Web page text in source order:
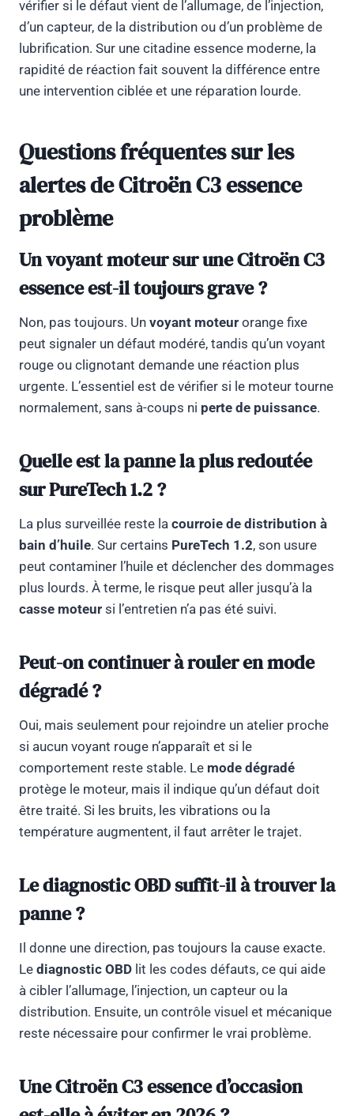
vérifier si le défaut vient de l’allumage, de l’injection,
d’un capteur, de la distribution ou d’un problème de
lubrification. Sur une citadine essence moderne, la
rapidité de réaction fait souvent la différence entre
une intervention ciblée et une réparation lourde.
Questions fréquentes sur les
alertes de Citroën C3 essence
problème
Un voyant moteur sur une Citroën C3
essence est-il toujours grave ?
Non, pas toujours. Un voyant moteur orange fixe
peut signaler un défaut modéré, tandis qu’un voyant
rouge ou clignotant demande une réaction plus
urgente. L’essentiel est de vérifier si le moteur tourne
normalement, sans à-coups ni perte de puissance.
Quelle est la panne la plus redoutée
sur PureTech 1.2 ?
La plus surveillée reste la courroie de distribution à
bain d’huile. Sur certains PureTech 1.2, son usure
peut contaminer l’huile et déclencher des dommages
plus lourds. À terme, le risque peut aller jusqu’à la
casse moteur si l’entretien n’a pas été suivi.
Peut-on continuer à rouler en mode
dégradé ?
Oui, mais seulement pour rejoindre un atelier proche
si aucun voyant rouge n’apparaît et si le
comportement reste stable. Le mode dégradé
protège le moteur, mais il indique qu’un défaut doit
être traité. Si les bruits, les vibrations ou la
température augmentent, il faut arrêter le trajet.
Le diagnostic OBD suffit-il à trouver la
panne ?
Il donne une direction, pas toujours la cause exacte.
Le diagnostic OBD lit les codes défauts, ce qui aide
à cibler l’allumage, l’injection, un capteur ou la
distribution. Ensuite, un contrôle visuel et mécanique
reste nécessaire pour confirmer le vrai problème.
Une Citroën C3 essence d’occasion